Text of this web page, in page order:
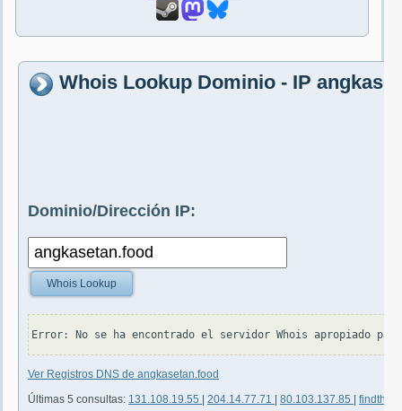
Whois Lookup Dominio - IP
Dominio/Dirección IP:
Whois Lookup
Ver Registros DNS de angkasetan.food
Últimas 5 consultas: 131.108.19.55 204.14.77.71 80.103.137.85